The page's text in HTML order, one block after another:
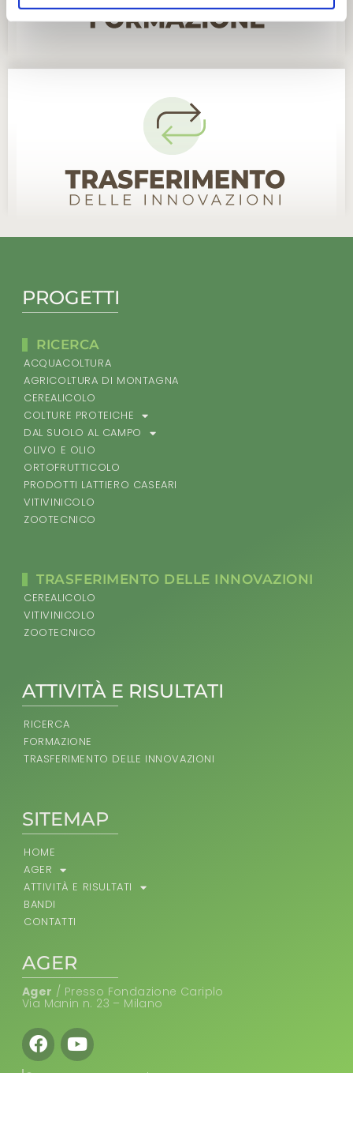
AGER
Ager / Presso Fondazione Cariplo
Via Manin n. 23 – Milano
Facebook
Youtube
ATTIVITÀ E RISULTATI
RICERCA
FORMAZIONE
TRASFERIMENTO DELLE INNOVAZIONI
SITEMAP
HOME
AGER
ATTIVITÀ E RISULTATI
BANDI
CONTATTI
PROGETTI
RICERCA
ACQUACOLTURA
AGRICOLTURA DI MONTAGNA
CEREALICOLO
COLTURE PROTEICHE
DAL SUOLO AL CAMPO
OLIVO E OLIO
ORTOFRUTTICOLO
PRODOTTI LATTIERO CASEARI
VITIVINICOLO
ZOOTECNICO
TRASFERIMENTO DELLE INNOVAZIONI
CEREALICOLO
VITIVINICOLO
ZOOTECNICO
Ⓒ Progetto Ager 2026 | Tutti i diritti riservati